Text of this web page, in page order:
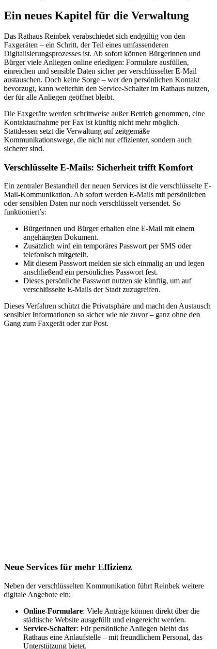
Ein neues Kapitel für die Verwaltung
Das Rathaus Reinbek verabschiedet sich endgültig von den
Faxgeräten – ein Schritt, der Teil eines umfassenderen
Digitalisierungsprozesses ist. Ab sofort können Bürgerinnen und
Bürger viele Anliegen online erledigen: Formulare ausfüllen,
einreichen und sensible Daten sicher per verschlüsselter E-Mail
austauschen. Doch keine Sorge – wer den persönlichen Kontakt
bevorzugt, kann weiterhin den Service-Schalter im Rathaus nutzen,
der für alle Anliegen geöffnet bleibt.
Die Faxgeräte werden schrittweise außer Betrieb genommen, eine
Kontaktaufnahme per Fax ist künftig nicht mehr möglich.
Stattdessen setzt die Verwaltung auf zeitgemäße
Kommunikationswege, die nicht nur effizienter, sondern auch
sicherer sind.
Verschlüsselte E-Mails: Sicherheit trifft Komfort
Ein zentraler Bestandteil der neuen Services ist die verschlüsselte E-
Mail-Kommunikation. Ab sofort werden E-Mails mit persönlichen
oder sensiblen Daten nur noch verschlüsselt versendet. So
funktioniert’s:
Bürgerinnen und Bürger erhalten eine E-Mail mit einem
angehängten Dokument.
Zusätzlich wird ein temporäres Passwort per SMS oder
telefonisch mitgeteilt.
Mit diesem Passwort melden sie sich einmalig an und legen
anschließend ein persönliches Passwort fest.
Dieses persönliche Passwort nutzen sie künftig, um auf
verschlüsselte E-Mails der Stadt zuzugreifen.
Dieses Verfahren schützt die Privatsphäre und macht den Austausch
sensibler Informationen so sicher wie nie zuvor – ganz ohne den
Gang zum Faxgerät oder zur Post.
Neue Services für mehr Effizienz
Neben der verschlüsselten Kommunikation führt Reinbek weitere
digitale Angebote ein:
Online-Formulare: Viele Anträge können direkt über die
städtische Website ausgefüllt und eingereicht werden.
Service-Schalter: Für persönliche Anliegen bleibt das
Rathaus eine Anlaufstelle – mit freundlichem Personal, das
Unterstützung bietet.